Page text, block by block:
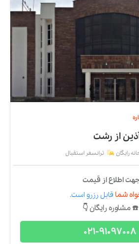
از رشت
رایگان ترانسفر استقبال
اطلاع از قیمت
شما قابل رزرو است.
☎️ مشاوره رایگان 👇
021-91097008